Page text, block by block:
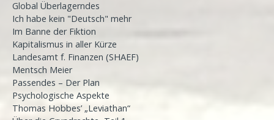
Global Überlagerndes
Ich habe kein "Deutsch" mehr
Im Banne der Fiktion
Kapitalismus in aller Kürze
Landesamt f. Finanzen (SHAEF)
Mentsch Meier
Passendes – Der Plan
Psychologische Aspekte
Thomas Hobbes’ „Leviathan“